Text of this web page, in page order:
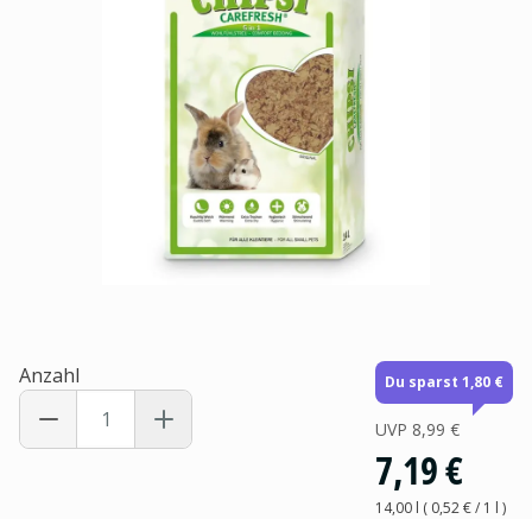
Anzahl Du sparst 1,80 €
UVP 8,99 €
7,19 €
14,00 l ( 0,52 €/ 1 l )